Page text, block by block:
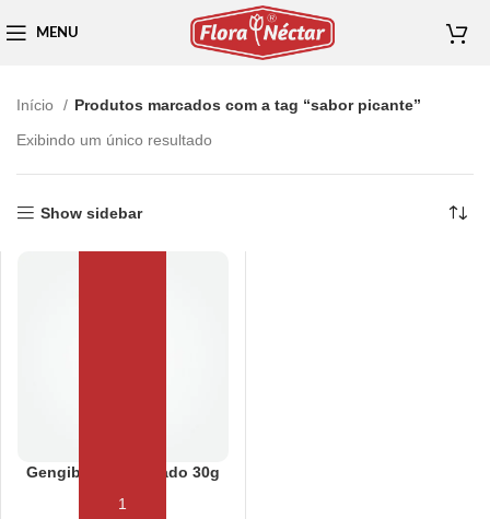
MENU
Início
Produtos marcados com a tag “sabor picante”
Exibindo um único resultado
Show sidebar
Gengibre Cristalizado 30g